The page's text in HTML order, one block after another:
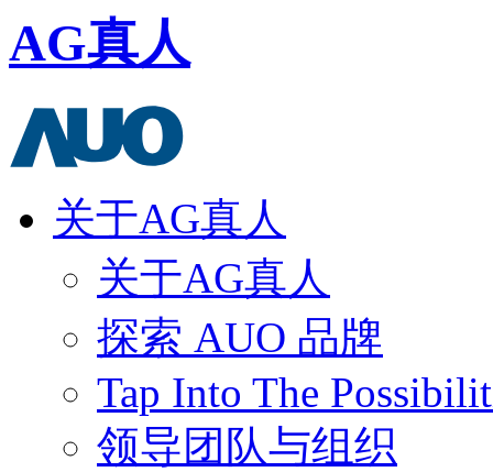
AG真人
关于AG真人
关于AG真人
探索 AUO 品牌
Tap Into The
领导团队与组织